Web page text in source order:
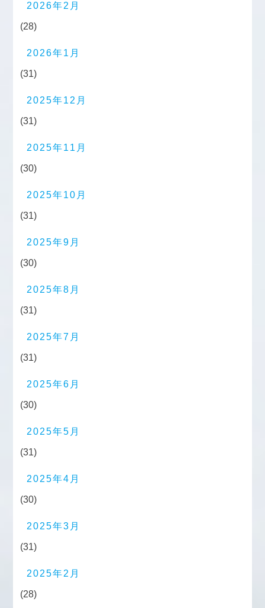
2026年2月
(28)
2026年1月
(31)
2025年12月
(31)
2025年11月
(30)
2025年10月
(31)
2025年9月
(30)
2025年8月
(31)
2025年7月
(31)
2025年6月
(30)
2025年5月
(31)
2025年4月
(30)
2025年3月
(31)
2025年2月
(28)